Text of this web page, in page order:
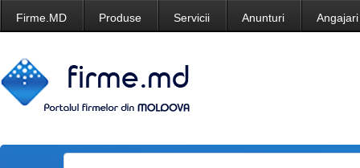
Firme.MD Produse Servicii Anunturi Angajari